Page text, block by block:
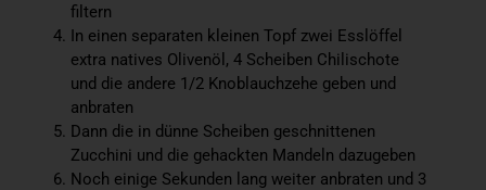
filtern
In einen separaten kleinen Topf zwei Esslöffel
extra natives Olivenöl, 4 Scheiben Chilischote
und die andere 1/2 Knoblauchzehe geben und
anbraten
Dann die in dünne Scheiben geschnittenen
Zucchini und die gehackten Mandeln dazugeben
Noch einige Sekunden lang weiter anbraten und 3